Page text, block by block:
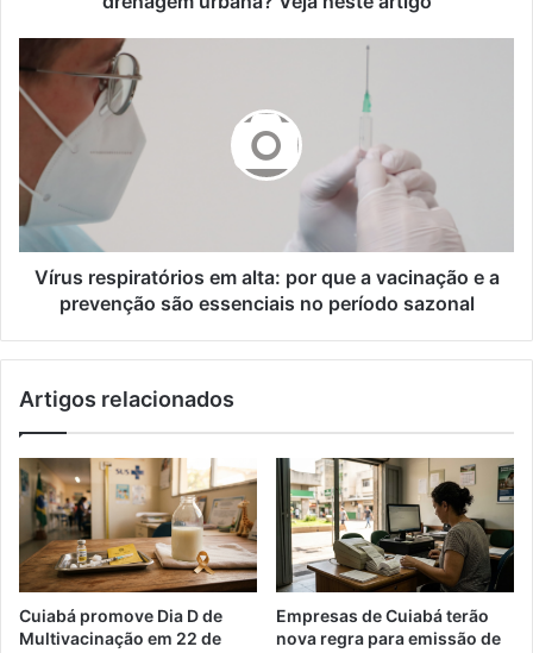
Vírus
respiratórios
em
alta:
que
vacinação
e
prevenção
período
Vírus respiratórios em alta: por que a vacinação e a
prevenção são essenciais no período sazonal
Artigos relacionados
Cuiabá promove Dia D de
Multivacinação em 22 de
Empresas de Cuiabá terão
nova regra para emissão de